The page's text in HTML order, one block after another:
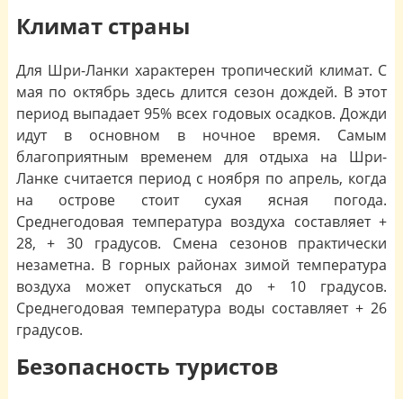
Климат страны
Для Шри-Ланки характерен тропический климат. С
мая по октябрь здесь длится сезон дождей. В этот
период выпадает 95% всех годовых осадков. Дожди
идут в основном в ночное время. Самым
благоприятным временем для отдыха на Шри-
Ланке считается период с ноября по апрель, когда
на острове стоит сухая ясная погода.
Среднегодовая температура воздуха составляет +
28, + 30 градусов. Смена сезонов практически
незаметна. В горных районах зимой температура
воздуха может опускаться до + 10 градусов.
Среднегодовая температура воды составляет + 26
градусов.
Безопасность туристов